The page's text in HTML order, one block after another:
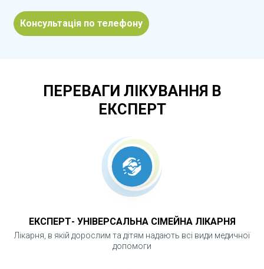
Консультація по телефону
ПЕРЕВАГИ ЛІКУВАННЯ В
ЕКСПЕРТ
ЕКСПЕРТ- УНІВЕРСАЛЬНА СІМЕЙНА ЛІКАРНЯ
Лікарня, в якій дорослим та дітям надають всі види медичної
допомоги